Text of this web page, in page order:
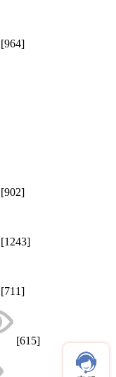
[964]
[902]
[1243]
[711]
[615]